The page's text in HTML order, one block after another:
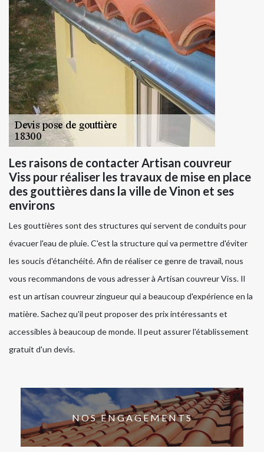
Les raisons de contacter Artisan couvreur
Viss pour réaliser les travaux de mise en place
des gouttières dans la ville de Vinon et ses
environs
Les gouttières sont des structures qui servent de conduits pour
évacuer l'eau de pluie. C'est la structure qui va permettre d'éviter
les soucis d'étanchéité. Afin de réaliser ce genre de travail, nous
vous recommandons de vous adresser à Artisan couvreur Viss. Il
est un artisan couvreur zingueur qui a beaucoup d'expérience en la
matière. Sachez qu'il peut proposer des prix intéressants et
accessibles à beaucoup de monde. Il peut assurer l'établissement
gratuit d'un devis.
NOS ENGAGEMENTS